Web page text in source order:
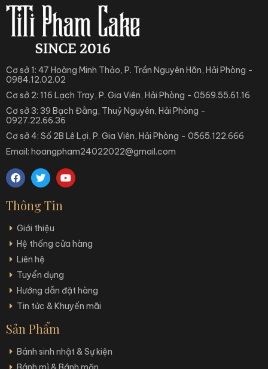
Cơ sở 1: 47 Hoàng Minh Thảo, P. Trần Nguyên Hãn, Hải Phòng -
0984.12.02.02
Cơ sở 2: 116 Lạch Tray, P. Gia Viên, Hải Phòng - 0569.55.61.16
Cơ sở 3: 39 Bạch Đằng, Thuỷ Nguyên, Hải Phòng -
0927.22.66.36
Cơ sở 4: Số 2B Lê Lợi, P. Gia Viên, Hải Phòng - 0565.122.666
Email: hoangpham24022022@gmail.com
Thông Tin
Giới thiệu
Hệ thống cửa hàng
Liên hệ
Tuyển dụng
Hướng dẫn đặt hàng
Tin tức & Khuyến mãi
Sản Phẩm
Bánh sinh nhật & Sự kiện